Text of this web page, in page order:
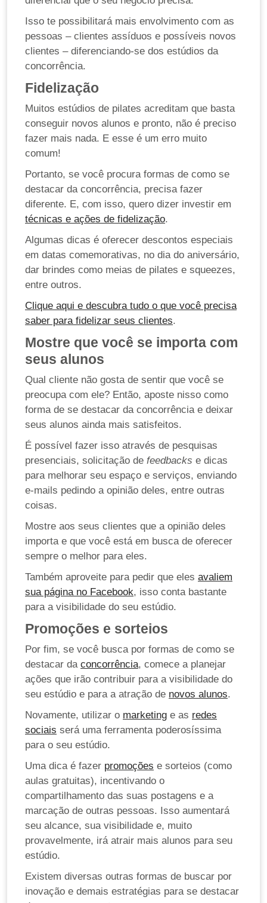
Isso te possibilitará mais envolvimento com as
pessoas – clientes assíduos e possíveis novos
clientes – diferenciando-se dos estúdios da
concorrência.
Fidelização
Muitos estúdios de pilates acreditam que basta
conseguir novos alunos e pronto, não é preciso
fazer mais nada. E esse é um erro muito
comum!
Portanto, se você procura formas de como se
destacar da concorrência, precisa fazer
diferente. E, com isso, quero dizer investir em
técnicas e ações de fidelização.
Algumas dicas é oferecer descontos especiais
em datas comemorativas, no dia do aniversário,
dar brindes como meias de pilates e squeezes,
entre outros.
Clique aqui e descubra tudo o que você precisa
saber para fidelizar seus clientes.
Mostre que você se importa com
seus alunos
Qual cliente não gosta de sentir que você se
preocupa com ele? Então, aposte nisso como
forma de se destacar da concorrência e deixar
seus alunos ainda mais satisfeitos.
É possível fazer isso através de pesquisas
presenciais, solicitação de feedbacks e dicas
para melhorar seu espaço e serviços, enviando
e-mails pedindo a opinião deles, entre outras
coisas.
Mostre aos seus clientes que a opinião deles
importa e que você está em busca de oferecer
sempre o melhor para eles.
Também aproveite para pedir que eles avaliem
sua página no Facebook, isso conta bastante
para a visibilidade do seu estúdio.
Promoções e sorteios
Por fim, se você busca por formas de como se
destacar da concorrência, comece a planejar
ações que irão contribuir para a visibilidade do
seu estúdio e para a atração de novos alunos.
Novamente, utilizar o marketing e as redes
sociais será uma ferramenta poderosíssima
para o seu estúdio.
Uma dica é fazer promoções e sorteios (como
aulas gratuitas), incentivando o
compartilhamento das suas postagens e a
marcação de outras pessoas. Isso aumentará
seu alcance, sua visibilidade e, muito
provavelmente, irá atrair mais alunos para seu
estúdio.
Existem diversas outras formas de buscar por
inovação e demais estratégias para se destacar